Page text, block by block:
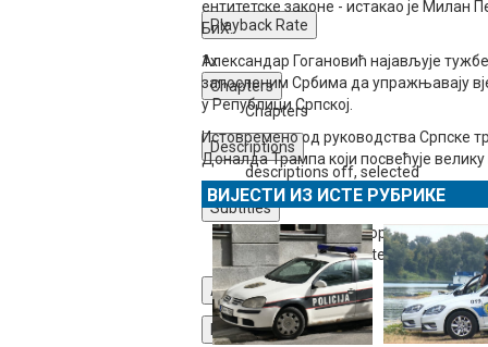
Playback Rate
1x
Chapters
Chapters
Descriptions
descriptions off, selected
Subtitles
subtitles settings, opens subtitles
subtitles off, selected
Audio Track
Fullscreen
ентитетске законе - истакао је
БиХ.
Александар Гогановић најављује
запосленим Србима да упражњавају
у Републици Српској.
Истовремено од руководства Српске
Доналда Трампа који посвећује
ВИЈЕСТИ ИЗ ИСТЕ РУБРИКЕ